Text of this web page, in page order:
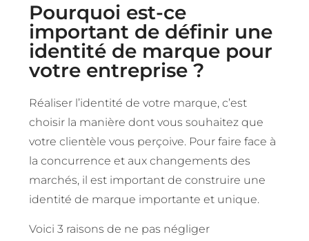
Pourquoi est-ce
important de définir une
identité de marque pour
votre entreprise ?
Réaliser l’identité de votre marque, c’est
choisir la manière dont vous souhaitez que
votre clientèle vous perçoive. Pour faire face à
la concurrence et aux changements des
marchés, il est important de construire une
identité de marque importante et unique.
Voici 3 raisons de ne pas négliger